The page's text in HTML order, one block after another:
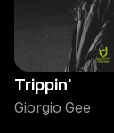
Trippin'
Giorgio Gee